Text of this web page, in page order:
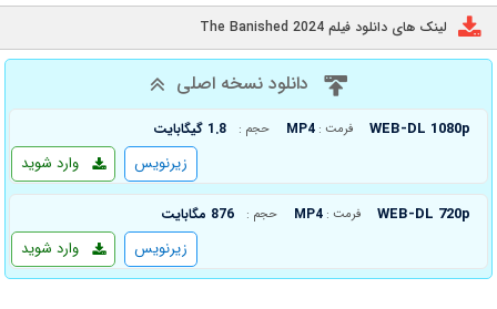
لینک های دانلود فیلم The Banished 2024
دانلود نسخه اصلی
WEB-DL 1080p فرمت : MP4 حجم : 1.8 گیگابایت
وارد شوید زیرنویس
WEB-DL 720p فرمت : MP4 حجم : 876 مگابایت
وارد شوید زیرنویس